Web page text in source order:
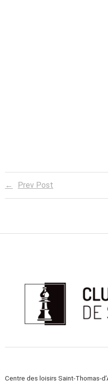
Prev Post
Centre des loisirs Saint-Thomas-